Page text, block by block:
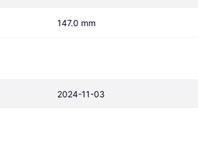
147.0 mm
2024-11-03